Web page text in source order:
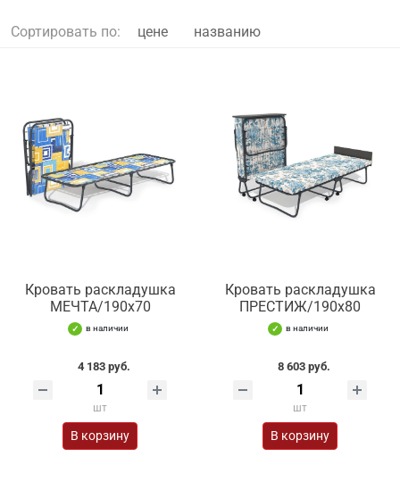
Сортировать по: цене названию
Кровать раскладушка
МЕЧТА/190х70
в наличии
4 183 руб.
шт
В корзину
Кровать раскладушка
ПРЕСТИЖ/190х80
в наличии
8 603 руб.
шт
В корзину